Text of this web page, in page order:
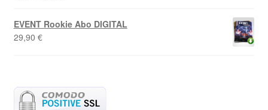
war:
3,90 €
ist:
2,90 €.
EVENT Rookie Abo DIGITAL
29,90 €